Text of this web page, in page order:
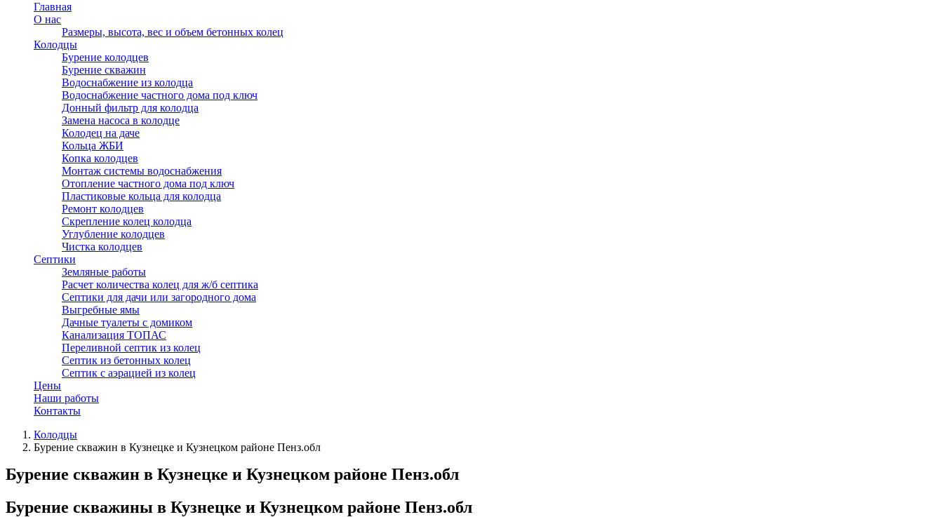
Главная
О нас
Размеры, высота, вес и объем бетонных колец
Колодцы
Бурение колодцев
Бурение скважин
Водоснабжение из колодца
Водоснабжение частного дома под ключ
Донный фильтр для колодца
Замена насоса в колодце
Колодец на даче
Кольца ЖБИ
Копка колодцев
Монтаж системы водоснабжения
Отопление частного дома под ключ
Пластиковые кольца для колодца
Ремонт колодцев
Скрепление колец колодца
Углубление колодцев
Чистка колодцев
Септики
Земляные работы
Расчет количества колец для ж/б септика
Септики для дачи или загородного дома
Выгребные ямы
Дачные туалеты с домиком
Канализация ТОПАС
Переливной септик из колец
Септик из бетонных колец
Септик с аэрацией из колец
Цены
Наши работы
Контакты
Колодцы
Бурение скважин в Кузнецке и Кузнецком районе Пенз.обл
Бурение скважин в Кузнецке и Кузнецком районе Пенз.обл
Бурение скважины в Кузнецке и Кузнецком районе Пенз.обл